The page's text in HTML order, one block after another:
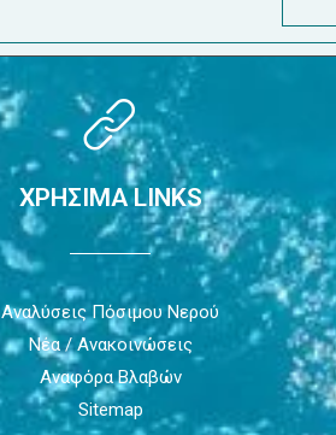
ΧΡΗΣΙΜΑ LINKS
Αναλύσεις Πόσιμου Νερού
Νέα / Ανακοινώσεις
Αναφόρα Βλαβών
Sitemap